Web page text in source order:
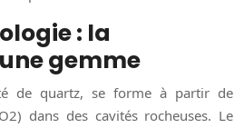
: la
gemme
de quartz, se forme à partir de
dans des cavités rocheuses. Le